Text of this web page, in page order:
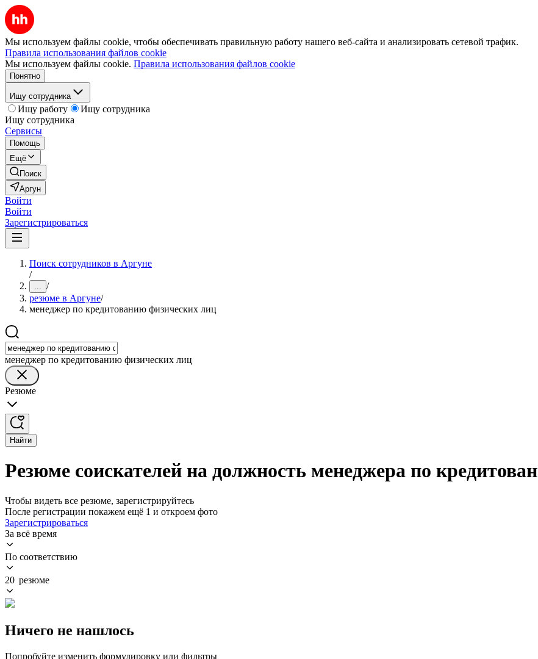
Мы используем файлы cookie, чтобы обеспечивать правильную работу нашего веб-сайта и анализировать сетевой трафик.
Правила использования файлов cookie
Мы используем файлы cookie. Правила использования файлов cookie
Понятно
Ищу сотрудника
Ищу работу
Ищу сотрудника
Ищу сотрудника
Сервисы
Помощь
Ещё
Поиск
Аргун
Войти
Войти
Зарегистрироваться
Поиск сотрудников в Аргуне
/
... /
резюме в Аргуне/
менеджер по кредитованию физических лиц
менеджер по кредитованию физических лиц
Резюме
Найти
Резюме соискателей на должность менеджера по
Чтобы видеть все резюме, зарегистрируйтесь
После регистрации покажем ещё 1 и откроем фото
Зарегистрироваться
За всё время
По соответствию
20 резюме
Ничего не нашлось
Попробуйте изменить формулировку или фильтры